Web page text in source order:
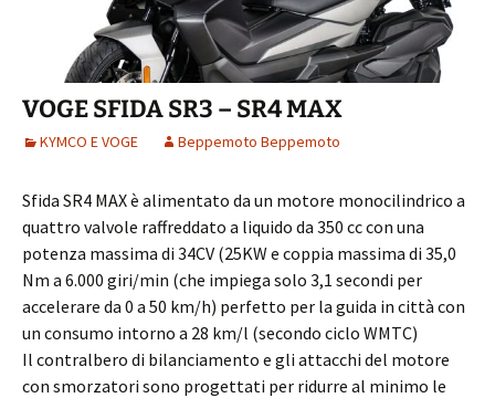
VOGE SFIDA SR3 – SR4 MAX
KYMCO E VOGE Beppemoto Beppemoto
Sfida SR4 MAX è alimentato da un motore monocilindrico a
quattro valvole raffreddato a liquido da 350 cc con una
potenza massima di 34CV (25KW e coppia massima di 35,0
Nm a 6.000 giri/min (che impiega solo 3,1 secondi per
accelerare da 0 a 50 km/h) perfetto per la guida in città con
un consumo intorno a 28 km/l (secondo ciclo WMTC)
Il contralbero di bilanciamento e gli attacchi del motore
con smorzatori sono progettati per ridurre al minimo le